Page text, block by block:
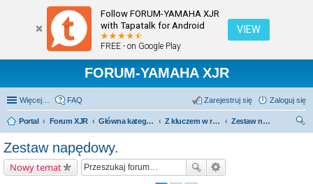
Follow FORUM-YAMAHA XJR
with Tapatalk for Android
FREE - on Google Play
VIEW
FORUM-YAMAHA XJR
Więcej… FAQ Zaloguj się
Zarejestruj się
Portal Forum XJR Główna kategoria forum Z kluczem w ręku.
Zestaw napędowy.
Zestaw napędowy.
Nowy temat